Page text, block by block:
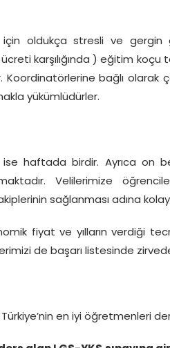
için oldukça stresli ve gergin
ücreti karşılığında ) eğitim
bağlı olarak
yükümlüdürler.
ise haftada birdir. Ayrıca on
Velilerimize
sağlanması adına
fiyat ve yılların verdiği
de başarı listesinde
en iyi öğretmenleri